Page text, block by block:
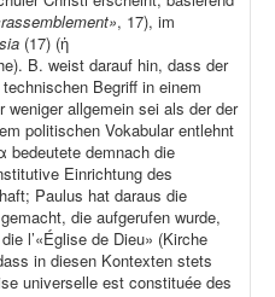
, 17), im
(17) (ἡ
B. weist darauf hin, dass der
Begriff in einem
weniger allgemein sei als der der
politischen Vokabular entlehnt
demnach die
Einrichtung des
Paulus hat daraus die
die aufgerufen wurde,
l’«Église de Dieu» (Kirche
in diesen Kontexten stets
universelle est constituée des